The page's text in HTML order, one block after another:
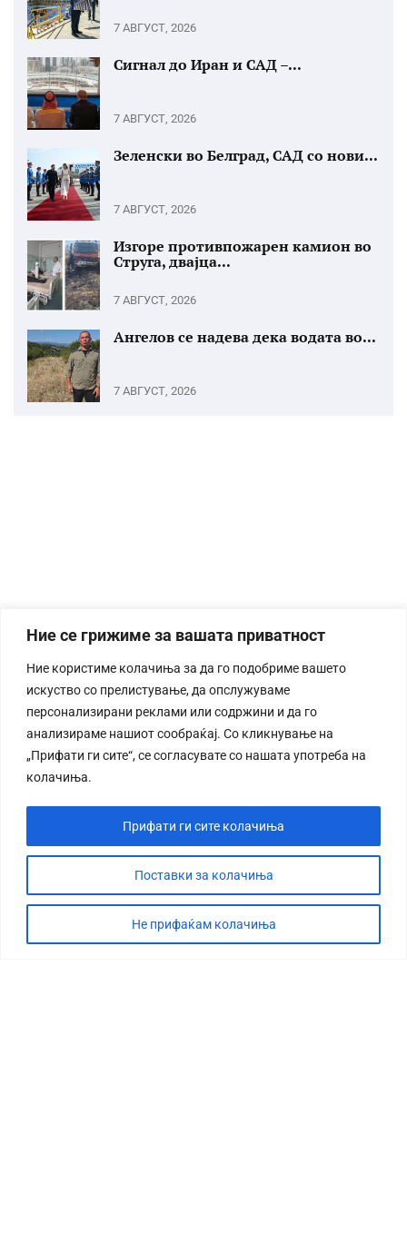
Ние се грижиме за вашата приватност
Ние користиме колачиња за да го подобриме вашето
искуство со прелистување, да опслужуваме
персонализирани реклами или содржини и да го
анализираме нашиот сообраќај. Со кликнување на
„Прифати ги сите“, се согласувате со нашата употреба на
колачиња.
Поставки за колачиња
Не прифаќам колачиња
Прифати ги сите колачиња
7 АВГУСТ, 2026
Сигнал до Иран и САД –...
7 АВГУСТ, 2026
Зеленски во Белград, САД со нови...
7 АВГУСТ, 2026
Изгоре противпожарен камион во
Струга, двајца...
7 АВГУСТ, 2026
Ангелов се надева дека водата во...
7 АВГУСТ, 2026